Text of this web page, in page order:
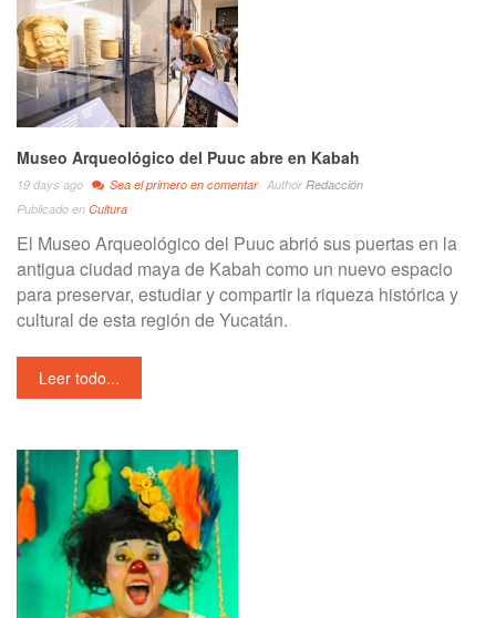
Museo Arqueológico del Puuc abre en Kabah
19 days ago Sea el primero en comentar Author Redacción
Publicado en Cultura
El Museo Arqueológico del Puuc abrió sus puertas en la
antigua ciudad maya de Kabah como un nuevo espacio
para preservar, estudiar y compartir la riqueza histórica y
cultural de esta región de Yucatán.
Leer todo...